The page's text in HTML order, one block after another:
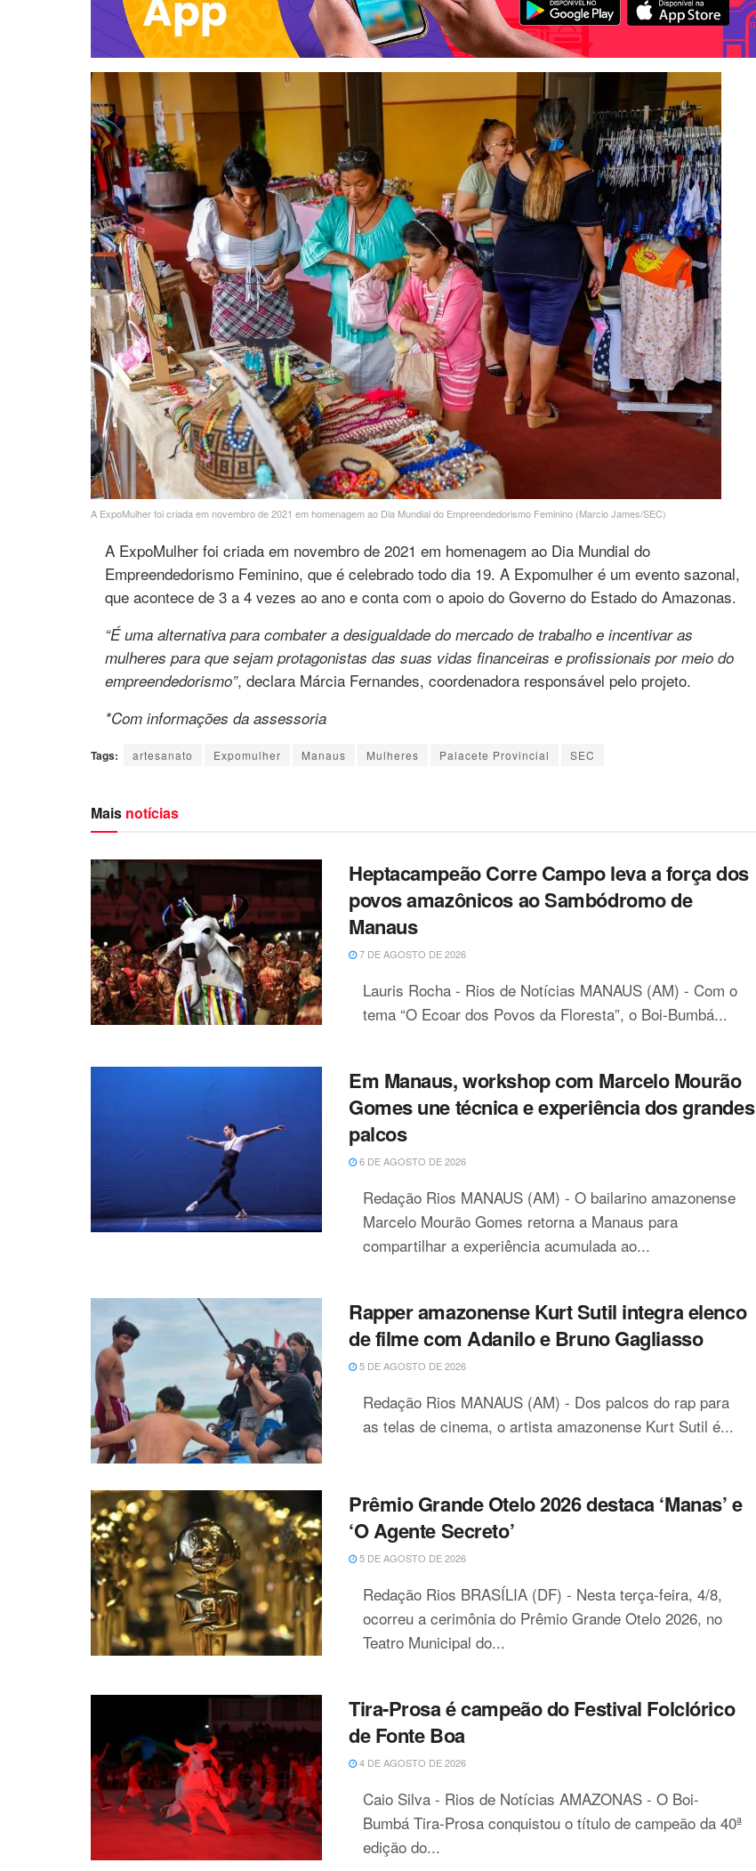
A ExpoMulher foi criada em novembro de 2021 em homenagem ao Dia Mundial do Empreendedorismo Feminino (Marcio James/SEC)
A ExpoMulher foi criada em novembro de 2021 em homenagem ao Dia Mundial do
Empreendedorismo Feminino, que é celebrado todo dia 19. A Expomulher é um evento sazonal,
que acontece de 3 a 4 vezes ao ano e conta com o apoio do Governo do Estado do Amazonas.
“É uma alternativa para combater a desigualdade do mercado de trabalho e incentivar as
mulheres para que sejam protagonistas das suas vidas financeiras e profissionais por meio do
empreendedorismo”, declara Márcia Fernandes, coordenadora responsável pelo projeto.
*Com informações da assessoria
Tags: artesanato Expomulher Manaus Mulheres Palacete Provincial SEC
Mais notícias
Heptacampeão Corre Campo leva a força dos
povos amazônicos ao Sambódromo de
Manaus
7 DE AGOSTO DE 2026
Lauris Rocha - Rios de Notícias MANAUS (AM) - Com o
tema “O Ecoar dos Povos da Floresta”, o Boi-Bumbá...
Em Manaus, workshop com Marcelo Mourão
Gomes une técnica e experiência dos grandes
palcos
6 DE AGOSTO DE 2026
Redação Rios MANAUS (AM) - O bailarino amazonense
Marcelo Mourão Gomes retorna a Manaus para
compartilhar a experiência acumulada ao...
Rapper amazonense Kurt Sutil integra elenco
de filme com Adanilo e Bruno Gagliasso
5 DE AGOSTO DE 2026
Redação Rios MANAUS (AM) - Dos palcos do rap para
as telas de cinema, o artista amazonense Kurt Sutil é...
Prêmio Grande Otelo 2026 destaca ‘Manas’ e
‘O Agente Secreto’
5 DE AGOSTO DE 2026
Redação Rios BRASÍLIA (DF) - Nesta terça-feira, 4/8,
ocorreu a cerimônia do Prêmio Grande Otelo 2026, no
Teatro Municipal do...
Tira-Prosa é campeão do Festival Folclórico
de Fonte Boa
4 DE AGOSTO DE 2026
Caio Silva - Rios de Notícias AMAZONAS - O Boi-
Bumbá Tira-Prosa conquistou o título de campeão da 40ª
edição do...